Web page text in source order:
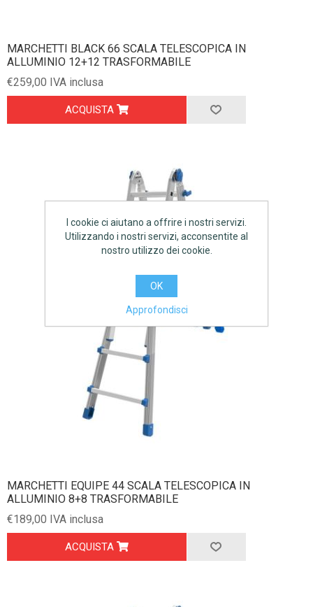
MARCHETTI BLACK 66 SCALA TELESCOPICA IN
ALLUMINIO 12+12 TRASFORMABILE
€259,00 IVA inclusa
ACQUISTA
MARCHETTI EQUIPE 44 SCALA TELESCOPICA IN
ALLUMINIO 8+8 TRASFORMABILE
€189,00 IVA inclusa
ACQUISTA
I cookie ci aiutano a offrire i nostri servizi.
Utilizzando i nostri servizi, acconsentite al
nostro utilizzo dei cookie.
OK
Approfondisci